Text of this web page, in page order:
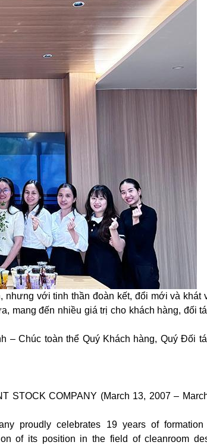
với tinh thần đoàn kết, đổi mới và khát
mang đến nhiều giá trị cho khách hàng, đối
– Chúc toàn thể Quý Khách hàng, Quý Đối
STOCK COMPANY (March 13, 2007 –
proudly celebrates 19 years of formation
of its position in the field of cleanroom